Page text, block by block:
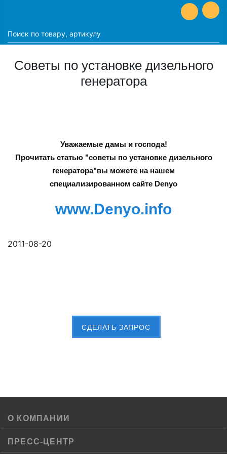
Советы по установке дизельного
генератора
Уважаемые дамы и господа!
Прочитать статью "советы по установке дизельного
генератора"вы можете на нашем
специализированном сайте Denyo
www.Denyo.info
2011-08-20
CДЕЛАТЬ ЗАПРОС
О КОМПАНИИ
ПРЕСС-ЦЕНТР